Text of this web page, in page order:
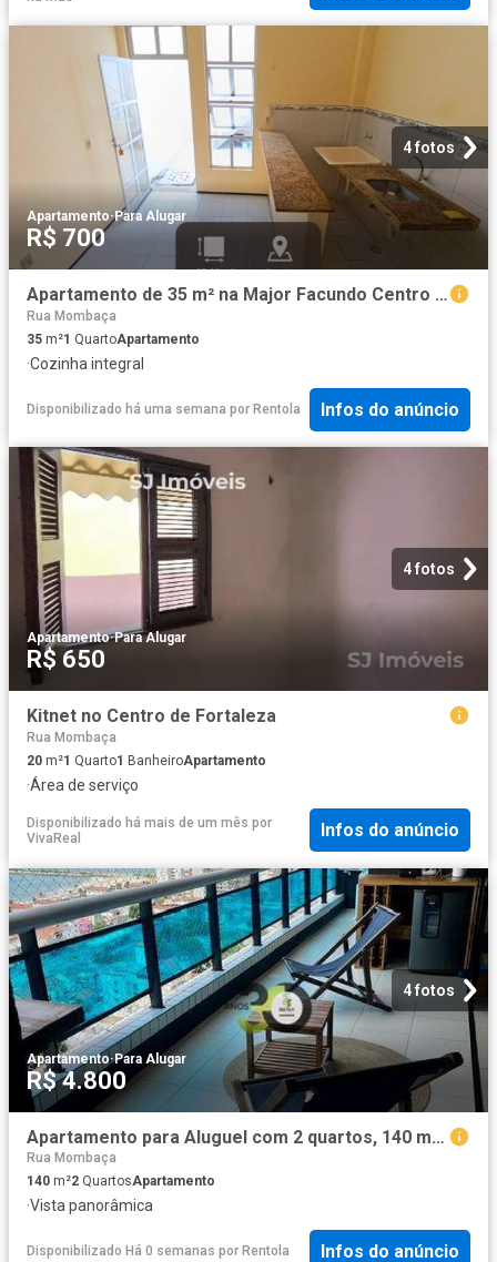
4 fotos
Apartamento·Para Alugar
R$ 700
Apartamento de 35 m² na Major Facundo Centro Fortaleza CE, aluguel por R$ 700/mês
Rua Mombaça
35 m²1 QuartoApartamento
·Cozinha integral
Disponibilizado há uma semana por Rentola Infos do anúncio
4 fotos
Apartamento·Para Alugar
R$ 650
Kitnet no Centro de Fortaleza
Rua Mombaça
20 m²1 Quarto1 BanheiroApartamento
·Área de serviço
Disponibilizado há mais de um mês por
VivaReal
Infos do anúncio
4 fotos
Apartamento·Para Alugar
R$ 4.800
Apartamento para Aluguel com 2 quartos, 140 m² por R$ 4.800
Rua Mombaça
140 m²2 QuartosApartamento
·Vista panorâmica
Disponibilizado Há 0 semanas por Rentola Infos do anúncio